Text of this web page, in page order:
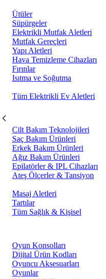
Ütüler
Süpürgeler
Elektrikli Mutfak Aletleri
Mutfak Gereçleri
Yapı Aletleri
Hava Temizleme Cihazları
Fırınlar
Isıtma ve Soğutma
Tüm Elektrikli Ev Aletleri
Cilt Bakım Teknolojileri
Saç Bakım Ürünleri
Erkek Bakım Ürünleri
Ağız Bakım Ürünleri
Epilatörler & IPL Cihazları
Ateş Ölçerler & Tansiyon
Masaj Aletleri
Tartılar
Tüm Sağlık & Kişisel
Oyun Konsolları
Dijital Ürün Kodları
Oyuncu Aksesuarları
Oyunlar